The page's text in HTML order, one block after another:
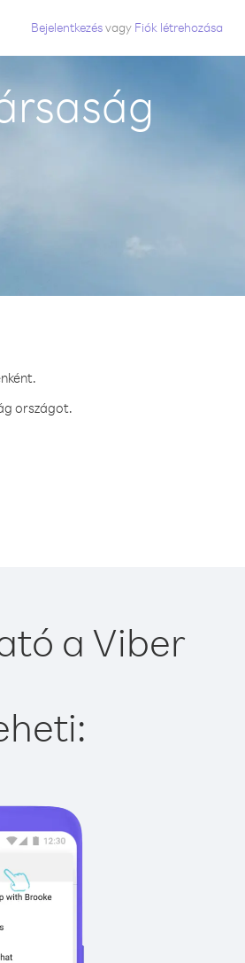
Bejelentkezésvagy Fiók létrehozása
országot.
a Viber